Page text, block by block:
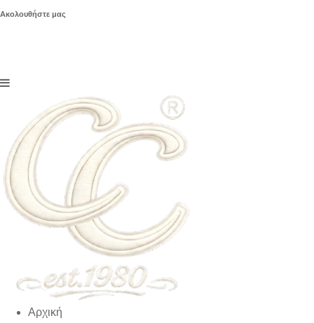
Ακολουθήστε μας
Αρχική